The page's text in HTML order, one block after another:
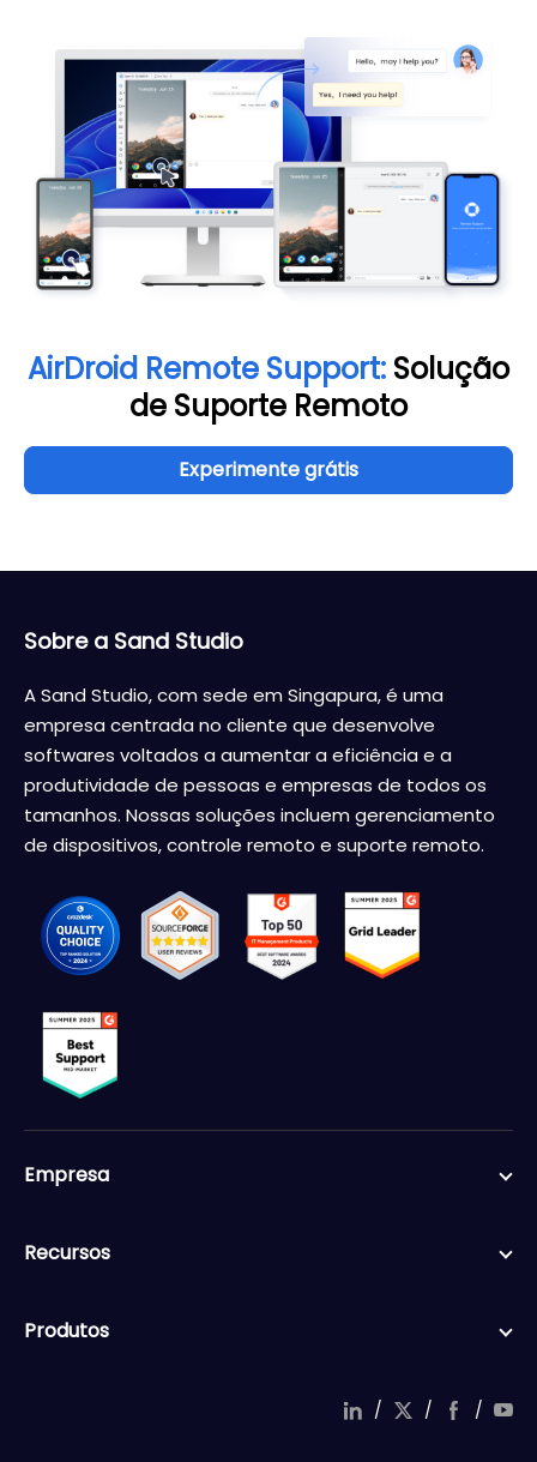
AirDroid Remote Support: Solução
de Suporte Remoto
Experimente grátis
Sobre a Sand Studio
A Sand Studio, com sede em Singapura, é uma
empresa centrada no cliente que desenvolve
softwares voltados a aumentar a eficiência e a
produtividade de pessoas e empresas de todos os
tamanhos. Nossas soluções incluem gerenciamento
de dispositivos, controle remoto e suporte remoto.
Empresa
Recursos
Produtos
/ / /